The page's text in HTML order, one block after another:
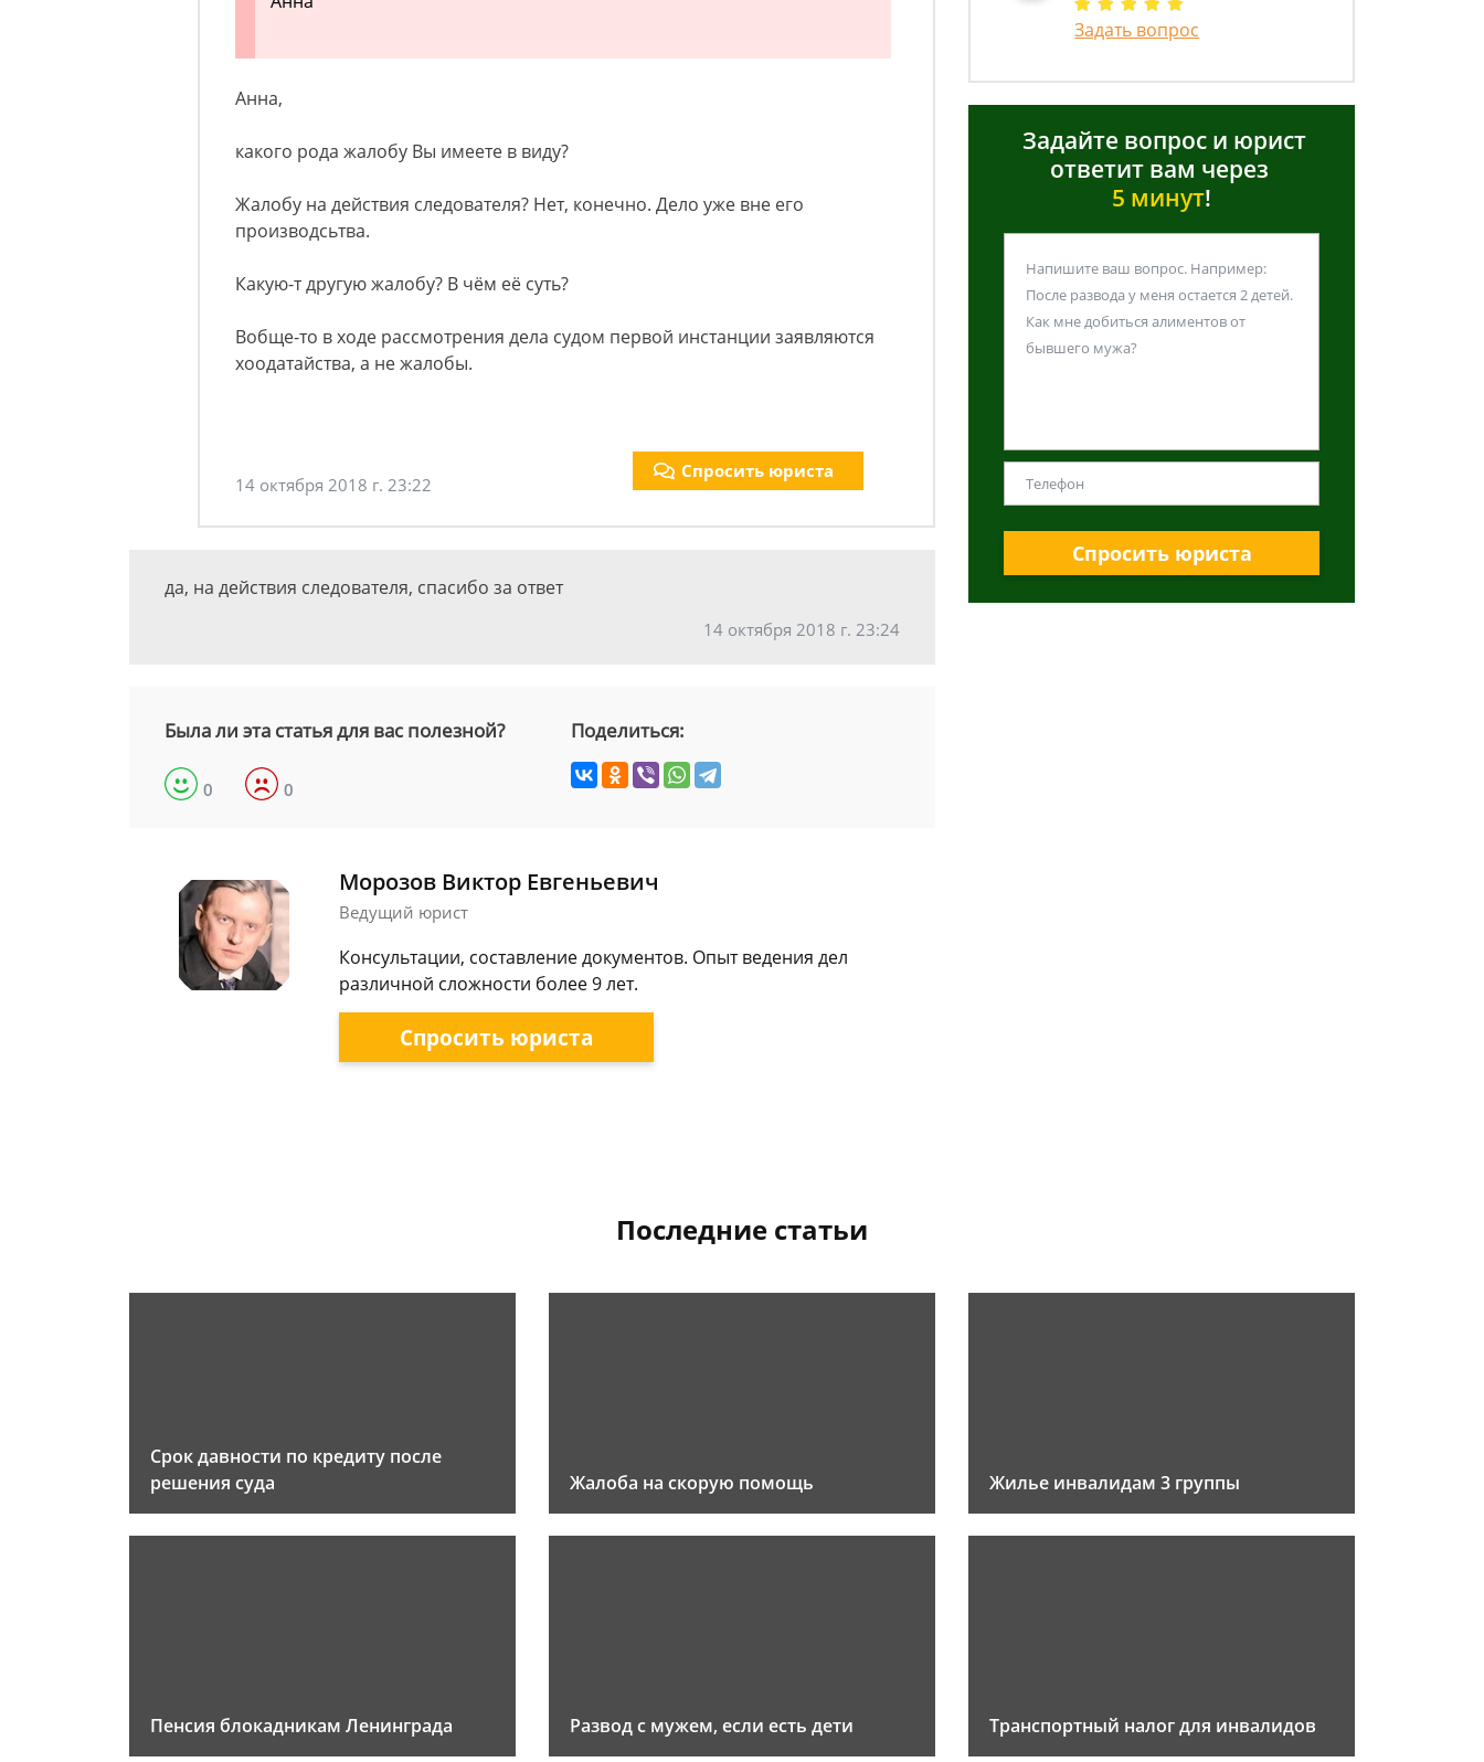
Анна,
какого рода жалобу Вы имеете в виду?
Жалобу на действия следователя? Нет, конечно. Дело уже вне его
производсьтва.
Какую-т другую жалобу? В чём её суть?
Вобще-то в ходе рассмотрения дела судом первой инстанции заявляются
хоодатайства, а не жалобы.
14 октября 2018 г. 23:22
Спросить юриста
да, на действия следователя, спасибо за ответ
14 октября 2018 г. 23:24
Была ли эта статья для вас полезной?
0 0
Поделиться:
Морозов Виктор Евгеньевич
Ведущий юрист
Консультации, составление документов. Опыт ведения дел
различной сложности более 9 лет.
Спросить юриста
Задать вопрос
Задайте вопрос и юрист
ответит вам через
5 минут!
Спросить юриста
Последние статьи
Срок давности по кредиту после
решения суда
Жалоба на скорую помощь Жилье инвалидам 3 группы
Пенсия блокадникам Ленинграда Развод с мужем, если есть дети Транспортный налог для инвалидов